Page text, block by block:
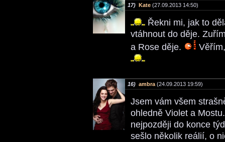
17) Kate (27.09.2013 14:50)
Řekni mi, jak to
vtáhnout do děje.
a Rose děje.
16) ambra (24.09.2013 19:59)
Jsem vám všem
ohledně Violet a
nejpozději do konce
sešlo několik reálií, o